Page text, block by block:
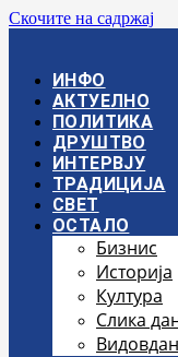
Скочите на садржај
ИНФО
АКТУЕЛНО
ПОЛИТИКА
ДРУШТВО
ИНТЕРВЈУ
ТРАДИЦИЈА
СВЕТ
ОСТАЛО
Бизнис
Историја
Култура
Слика